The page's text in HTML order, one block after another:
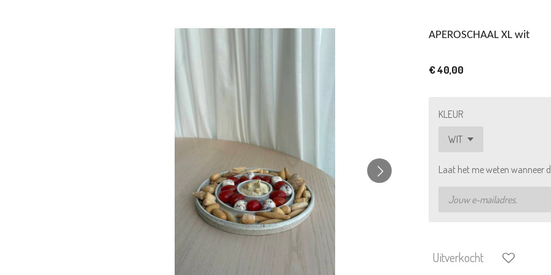
APEROSCHAAL XL wit
€ 40,00
KLEUR
Laat het me weten wanneer
Uitverkocht